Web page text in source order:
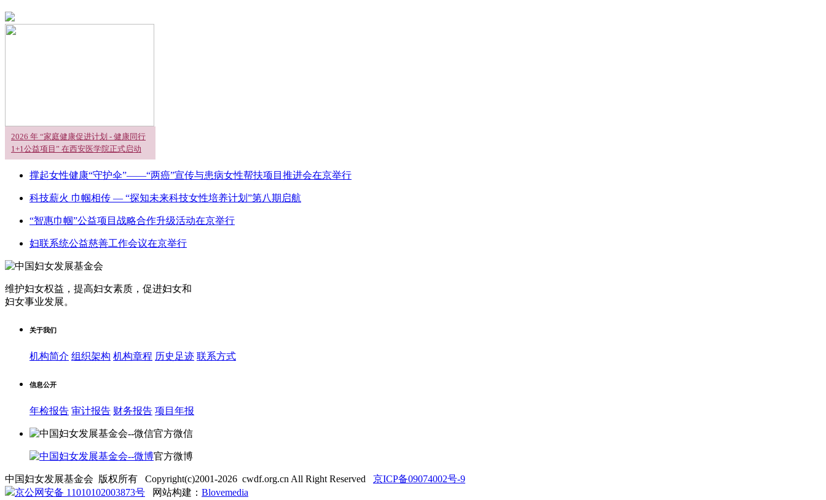
2026 年 “家庭健康促进计划 - 健康同行
1+1公益项目” 在西安医学院正式启动
撑起女性健康“守护伞”——“两癌”宣传与患病女性帮扶项目推进会在京举行
科技薪火 巾帼相传 — “探知未来科技女性培养计划”第八期启航
“智惠巾帼”公益项目战略合作升级活动在京举行
妇联系统公益慈善工作会议在京举行
维护妇女权益，提高妇女素质，促进妇女和
妇女事业发展。
关于我们
机构简介 组织架构 机构章程 历史足迹 联系方式
信息公开
年检报告 审计报告 财务报告 项目年报
官方微信
官方微博
中国妇女发展基金会 版权所有 Copyright(c)2001-2026 cwdf.org.cn All Right Reserved 京ICP备09074002号-9
京公网安备 11010102003873号 网站构建： Blovemedia